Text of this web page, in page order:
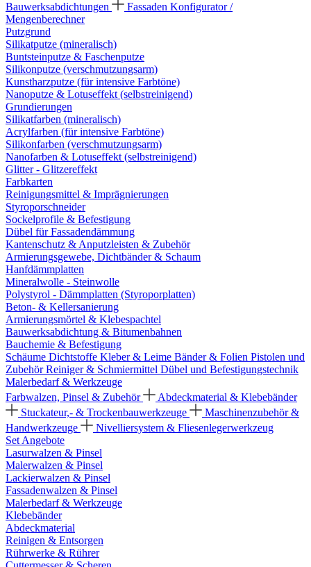
Bauwerksabdichtungen
Fassaden Konfigurator /
Mengenberechner
Putzgrund
Silikatputze (mineralisch)
Buntsteinputze & Faschenputze
Silikonputze (verschmutzungsarm)
Kunstharzputze (für intensive Farbtöne)
Nanoputze & Lotuseffekt (selbstreinigend)
Grundierungen
Silikatfarben (mineralisch)
Acrylfarben (für intensive Farbtöne)
Silikonfarben (verschmutzungsarm)
Nanofarben & Lotuseffekt (selbstreinigend)
Glitter - Glitzereffekt
Farbkarten
Reinigungsmittel & Imprägnierungen
Styroporschneider
Sockelprofile & Befestigung
Dübel für Fassadendämmung
Kantenschutz & Anputzleisten & Zubehör
Armierungsgewebe, Dichtbänder & Schaum
Hanfdämmplatten
Mineralwolle - Steinwolle
Polystyrol - Dämmplatten (Styroporplatten)
Beton- & Kellersanierung
Armierungsmörtel & Klebespachtel
Bauwerksabdichtung & Bitumenbahnen
Bauchemie & Befestigung
Schäume Dichtstoffe Kleber & Leime Bänder & Folien Pistolen und
ZubehörReiniger & Schmiermittel Dübel und Befestigungstechnik
Malerbedarf & Werkzeuge
Farbwalzen, Pinsel & Zubehör
Abdeckmaterial & Klebebänder
Stuckateur,- & Trockenbauwerkzeuge
Maschinenzubehör &
Handwerkzeuge
Nivelliersystem & Fliesenlegerwerkzeug
Set Angebote
Lasurwalzen & Pinsel
Malerwalzen & Pinsel
Lackierwalzen & Pinsel
Fassadenwalzen & Pinsel
Malerbedarf & Werkzeuge
Klebebänder
Abdeckmaterial
Reinigen & Entsorgen
Rührwerke & Rührer